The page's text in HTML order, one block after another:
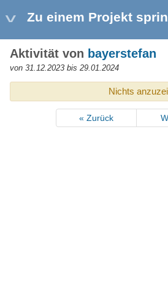
Zu einem Projekt
Aktivität von bayerstefan
von 31.12.2023 bis 29.01.2024
Nichts
« Zurück